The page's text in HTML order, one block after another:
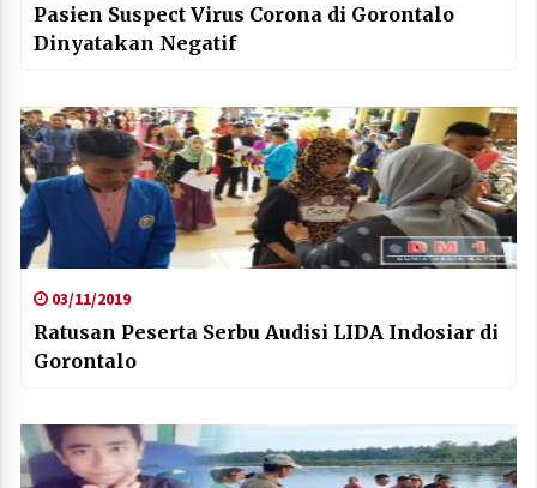
Pasien Suspect Virus Corona di Gorontalo
Dinyatakan Negatif
03/11/2019
Ratusan Peserta Serbu Audisi LIDA Indosiar di
Gorontalo